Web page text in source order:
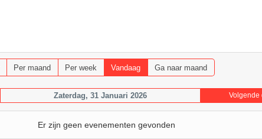
Per maand Per week Vandaag Ga naar maand
Zaterdag, 31 Januari 2026 Volgende
Er zijn geen evenementen gevonden